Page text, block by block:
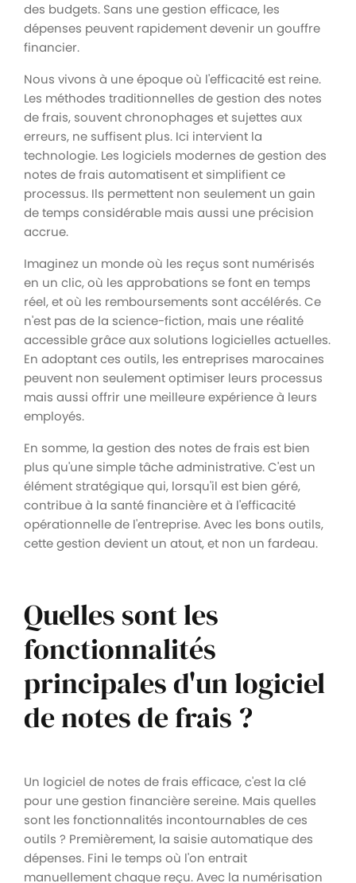
des budgets. Sans une gestion efficace, les
dépenses peuvent rapidement devenir un gouffre
financier.
Nous vivons à une époque où l'efficacité est reine.
Les méthodes traditionnelles de gestion des notes
de frais, souvent chronophages et sujettes aux
erreurs, ne suffisent plus. Ici intervient la
technologie. Les logiciels modernes de gestion des
notes de frais automatisent et simplifient ce
processus. Ils permettent non seulement un gain
de temps considérable mais aussi une précision
accrue.
Imaginez un monde où les reçus sont numérisés
en un clic, où les approbations se font en temps
réel, et où les remboursements sont accélérés. Ce
n'est pas de la science-fiction, mais une réalité
accessible grâce aux solutions logicielles actuelles.
En adoptant ces outils, les entreprises marocaines
peuvent non seulement optimiser leurs processus
mais aussi offrir une meilleure expérience à leurs
employés.
En somme, la gestion des notes de frais est bien
plus qu'une simple tâche administrative. C'est un
élément stratégique qui, lorsqu'il est bien géré,
contribue à la santé financière et à l'efficacité
opérationnelle de l'entreprise. Avec les bons outils,
cette gestion devient un atout, et non un fardeau.
Quelles sont les
fonctionnalités
principales d'un logiciel
de notes de frais ?
Un logiciel de notes de frais efficace, c'est la clé
pour une gestion financière sereine. Mais quelles
sont les fonctionnalités incontournables de ces
outils ? Premièrement, la saisie automatique des
dépenses. Fini le temps où l'on entrait
manuellement chaque reçu. Avec la numérisation